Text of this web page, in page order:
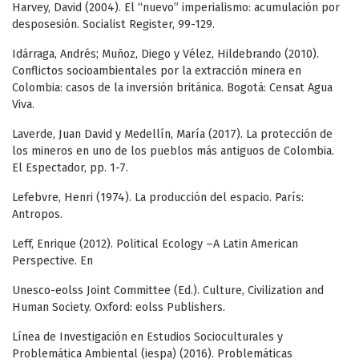
Harvey, David (2004). El “nuevo” imperialismo: acumulación por
desposesión. Socialist Register, 99-129.
Idárraga, Andrés; Muñoz, Diego y Vélez, Hildebrando (2010).
Conflictos socioambientales por la extracción minera en
Colombia: casos de la inversión británica. Bogotá: Censat Agua
Viva.
Laverde, Juan David y Medellín, María (2017). La protección de
los mineros en uno de los pueblos más antiguos de Colombia.
El Espectador, pp. 1-7.
Lefebvre, Henri (1974). La producción del espacio. París:
Antropos.
Leff, Enrique (2012). Political Ecology –A Latin American
Perspective. En
Unesco-eolss Joint Committee (Ed.). Culture, Civilization and
Human Society. Oxford: eolss Publishers.
Línea de Investigación en Estudios Socioculturales y
Problemática Ambiental (iespa) (2016). Problemáticas